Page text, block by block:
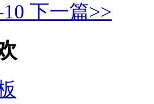
下一篇>>